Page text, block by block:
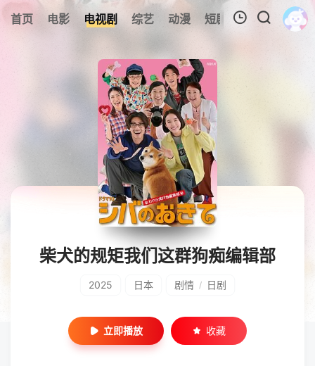
首页 电影 电视剧 综艺 动漫 短剧 今日更新
0
我的观影记录
暂无观看影片的记录
柴犬的规矩我们这群狗痴编辑部
2025 日本 剧情 / 日剧
立即播放 收藏